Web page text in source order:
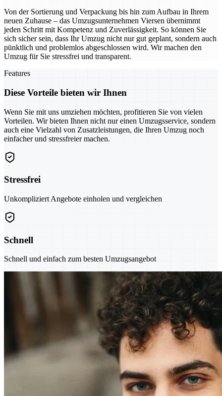
Von der Sortierung und Verpackung bis hin zum Aufbau in Ihrem
neuen Zuhause – das Umzugsunternehmen Viersen übernimmt
jeden Schritt mit Kompetenz und Zuverlässigkeit. So können Sie
sich sicher sein, dass Ihr Umzug nicht nur gut geplant, sondern auch
pünktlich und problemlos abgeschlossen wird. Wir machen den
Umzug für Sie stressfrei und transparent.
Features
Diese Vorteile bieten wir Ihnen
Wenn Sie mit uns umziehen möchten, profitieren Sie von vielen
Vorteilen. Wir bieten Ihnen nicht nur einen Umzugsservice, sondern
auch eine Vielzahl von Zusatzleistungen, die Ihren Umzug noch
einfacher und stressfreier machen.
Stressfrei
Unkompliziert Angebote einholen und vergleichen
Schnell
Schnell und einfach zum besten Umzugsangebot